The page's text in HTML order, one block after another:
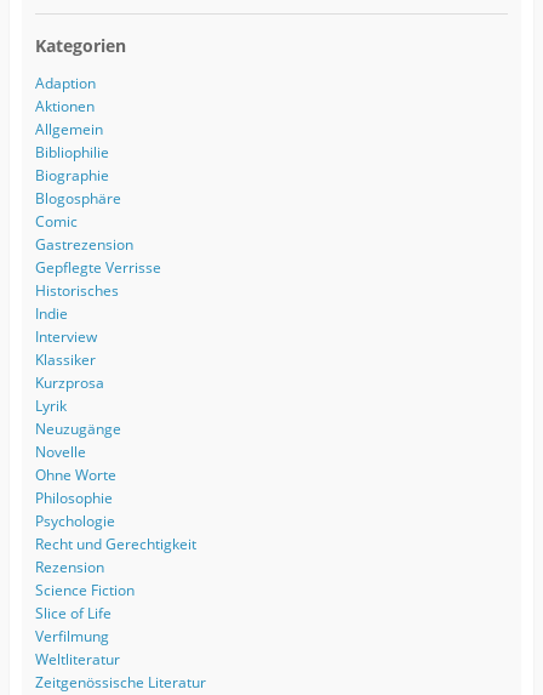
Kategorien
Adaption
Aktionen
Allgemein
Bibliophilie
Biographie
Blogosphäre
Comic
Gastrezension
Gepflegte Verrisse
Historisches
Indie
Interview
Klassiker
Kurzprosa
Lyrik
Neuzugänge
Novelle
Ohne Worte
Philosophie
Psychologie
Recht und Gerechtigkeit
Rezension
Science Fiction
Slice of Life
Verfilmung
Weltliteratur
Zeitgenössische Literatur